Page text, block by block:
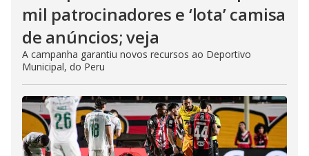
mil patrocinadores e ‘lota’ camisa
de anúncios; veja
A campanha garantiu novos recursos ao Deportivo
Municipal, do Peru